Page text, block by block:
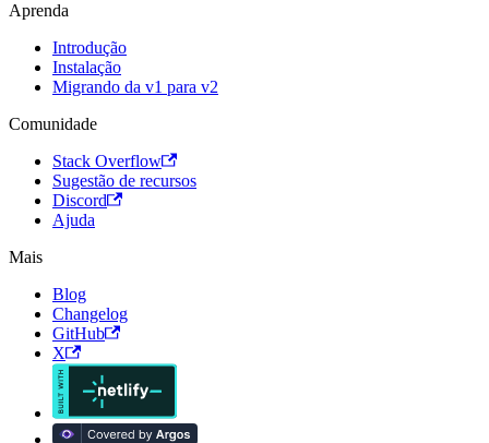
Aprenda
Introdução
Instalação
Migrando da v1 para v2
Comunidade
Stack Overflow
Sugestão de recursos
Discord
Ajuda
Mais
Blog
Changelog
GitHub
X